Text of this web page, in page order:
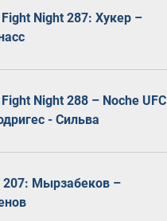
Fight Night 287: Хукер –
Fight Night 288 – Noche UFC
- Сильва
207: Мырзабеков –